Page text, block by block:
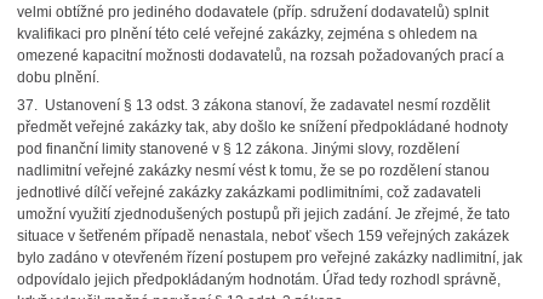
velmi obtížné pro jediného dodavatele (příp. sdružení dodavatelů) splnit
kvalifikaci pro plnění této celé veřejné zakázky, zejména s ohledem na
omezené kapacitní možnosti dodavatelů, na rozsah požadovaných prací a
dobu plnění.
37. Ustanovení § 13 odst. 3 zákona stanoví, že zadavatel nesmí rozdělit
předmět veřejné zakázky tak, aby došlo ke snížení předpokládané hodnoty
pod finanční limity stanovené v § 12 zákona. Jinými slovy, rozdělení
nadlimitní veřejné zakázky nesmí vést k tomu, že se po rozdělení stanou
jednotlivé dílčí veřejné zakázky zakázkami podlimitními, což zadavateli
umožní využití zjednodušených postupů při jejich zadání. Je zřejmé, že tato
situace v šetřeném případě nenastala, neboť všech 159 veřejných zakázek
bylo zadáno v otevřeném řízení postupem pro veřejné zakázky nadlimitní, jak
odpovídalo jejich předpokládaným hodnotám. Úřad tedy rozhodl správně,